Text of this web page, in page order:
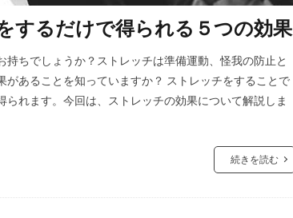
するだけで得られる５つの効果
ちでしょうか？ストレッチは準備運動、怪我の防止と
あることを知っていますか？ ストレッチをすることで
れます。今回は、ストレッチの効果について解説しま
続きを読む